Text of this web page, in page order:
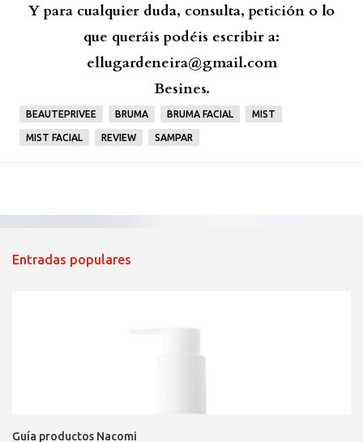
Y para cualquier duda, consulta, petición o lo
que queráis podéis escribir a:
ellugardeneira@gmail.com
Besines.
BEAUTEPRIVEE BRUMA BRUMA FACIAL MIST
MIST FACIAL REVIEW SAMPAR
Entradas populares
Guía productos Nacomi